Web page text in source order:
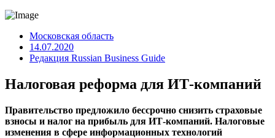
Московская область
14.07.2020
Редакция Russian Business Guide
Налоговая реформа для ИТ-компаний
Правительство предложило бессрочно снизить страховые
взносы и налог на прибыль для ИТ-компаний. Налоговые
изменения в сфере информационных технологий